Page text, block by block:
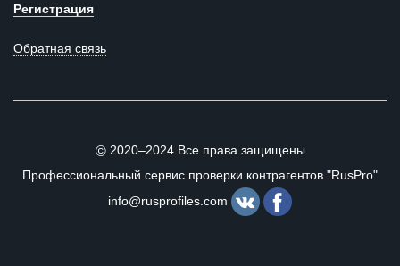
Регистрация
Обратная связь
©2020–2024 Все права защищены
Профессиональный сервис проверки контрагентов "RusPro"
info@rusprofiles.com